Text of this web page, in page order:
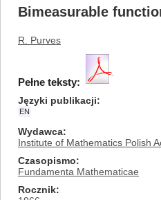
Bimeasurable
R. Purves
Pełne teksty:
Języki publikacji
EN
Wydawca
Institute of Mathematics Polish
Czasopismo
Fundamenta Mathematicae
Rocznik